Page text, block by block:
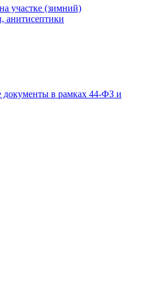
участке (зимний)
анитисептики
в рамках 44-ФЗ и